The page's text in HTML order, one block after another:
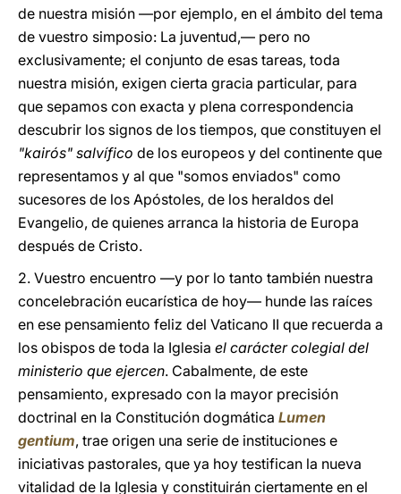
de nuestra misión —por ejemplo, en el ámbito del tema
de vuestro simposio: La juventud,— pero no
exclusivamente; el conjunto de esas tareas, toda
nuestra misión, exigen cierta gracia particular, para
que sepamos con exacta y plena correspondencia
descubrir los signos de los tiempos, que constituyen el
"kairós" salvífico de los europeos y del continente que
representamos y al que "somos enviados" como
sucesores de los Apóstoles, de los heraldos del
Evangelio, de quienes arranca la historia de Europa
después de Cristo.
2. Vuestro encuentro —y por lo tanto también nuestra
concelebración eucarística de hoy— hunde las raíces
en ese pensamiento feliz del Vaticano II que recuerda a
los obispos de toda la Iglesia el carácter colegial del
ministerio que ejercen. Cabalmente, de este
pensamiento, expresado con la mayor precisión
doctrinal en la Constitución dogmática Lumen
gentium, trae origen una serie de instituciones e
iniciativas pastorales, que ya hoy testifican la nueva
vitalidad de la Iglesia y constituirán ciertamente en el